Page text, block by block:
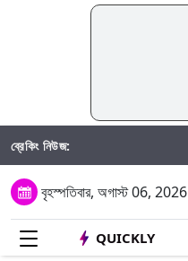
ব্রেকিং নিউজ:
বৃহস্পতিবার, অগাস্ট 06, 2026
QUICKLY